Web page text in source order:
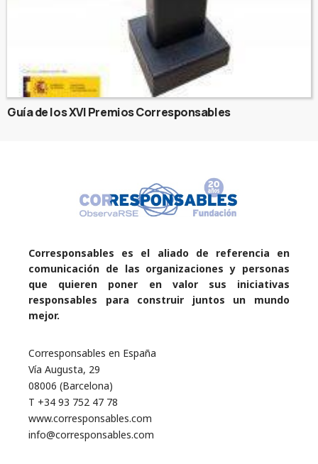
Guía de los XVI Premios Corresponsables
Corresponsables es el aliado de referencia en
comunicación de las organizaciones y personas
que quieren poner en valor sus iniciativas
responsables para construir juntos un mundo
mejor.
Corresponsables en España
Vía Augusta, 29
08006 (Barcelona)
T +34 93 752 47 78
www.corresponsables.com
info@corresponsables.com